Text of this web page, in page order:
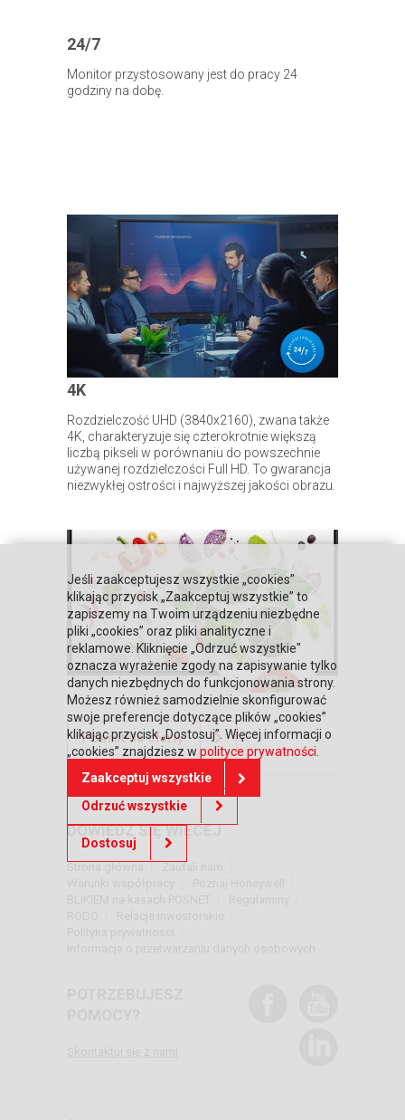
24/7
Monitor przystosowany jest do pracy 24
godziny na dobę.
4K
Rozdzielczość UHD (3840x2160), zwana także
4K, charakteryzuje się czterokrotnie większą
liczbą pikseli w porównaniu do powszechnie
używanej rozdzielczości Full HD. To gwarancja
niezwykłej ostrości i najwyższej jakości obrazu.
Powrót do oferty
DOWIEDZ SIĘ WIĘCEJ
Jeśli zaakceptujesz wszystkie „cookies”
klikając przycisk „Zaakceptuj wszystkie” to
zapiszemy na Twoim urządzeniu niezbędne
pliki „cookies” oraz pliki analityczne i
reklamowe. Kliknięcie „Odrzuć wszystkie"
oznacza wyrażenie zgody na zapisywanie tylko
danych niezbędnych do funkcjonowania strony.
Możesz również samodzielnie skonfigurować
swoje preferencje dotyczące plików „cookies”
klikając przycisk „Dostosuj”. Więcej informacji o
„cookies” znajdziesz w polityce prywatności.
Zaakceptuj wszystkie
Odrzuć wszystkie
Dostosuj